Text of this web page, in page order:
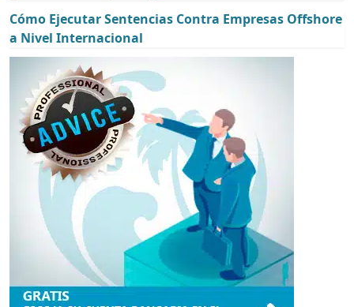
Cómo Ejecutar Sentencias Contra Empresas Offshore
a Nivel Internacional